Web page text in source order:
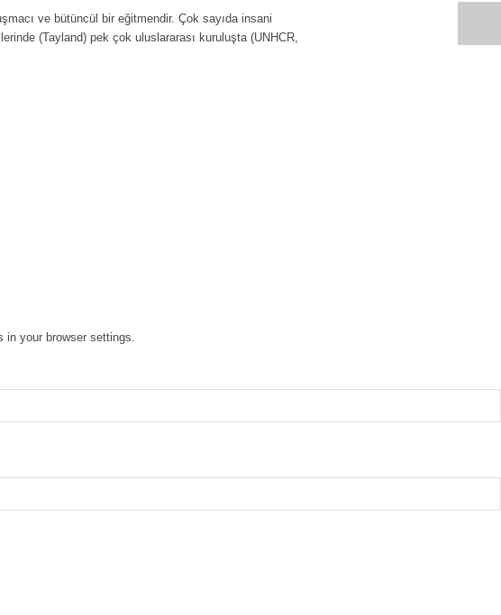
ve bütüncül bir eğitmendir. Çok sayıda insani
(Tayland) pek çok uluslararası kuruluşta (UNHCR,
your browser settings.